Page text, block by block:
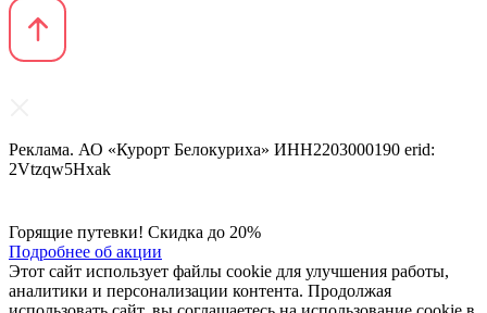
Реклама. АО «Курорт Белокуриха» ИНН2203000190 erid:
2Vtzqw5Hxak
Горящие путевки! Скидка до 20%
Подробнее об акции
Этот сайт использует файлы cookie для улучшения работы,
аналитики и персонализации контента. Продолжая